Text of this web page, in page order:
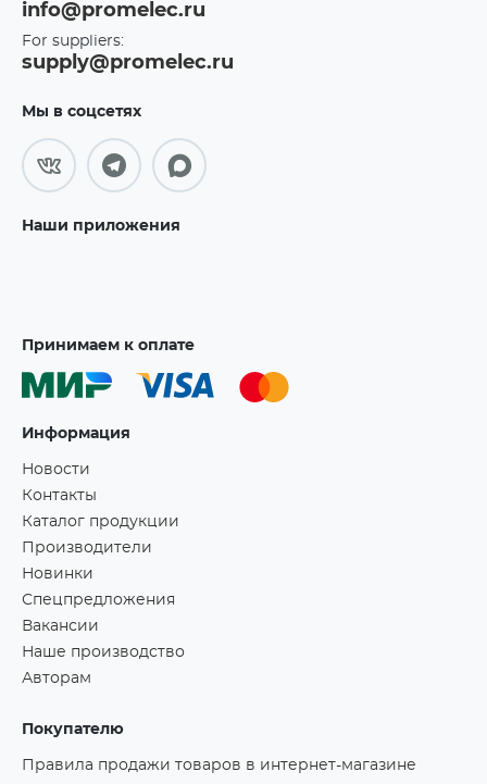
info@promelec.ru
For suppliers:
supply@promelec.ru
Мы в соцсетях
Наши приложения
Принимаем к оплате
Информация
Новости
Контакты
Каталог продукции
Производители
Новинки
Спецпредложения
Вакансии
Наше производство
Авторам
Покупателю
Правила продажи товаров в интернет-магазине